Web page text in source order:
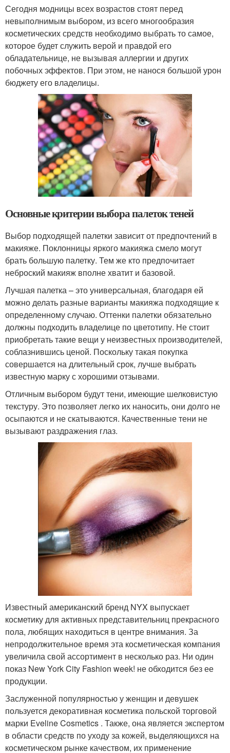
Сегодня модницы всех возрастов стоят перед
невыполнимым выбором, из всего многообразия
косметических средств необходимо выбрать то самое,
которое будет служить верой и правдой его
обладательнице, не вызывая аллергии и других
побочных эффектов. При этом, не нанося большой урон
бюджету его владелицы.
Основные критерии выбора палеток теней
Выбор подходящей палетки зависит от предпочтений в
макияже. Поклонницы яркого макияжа смело могут
брать большую палетку. Тем же кто предпочитает
неброский макияж вполне хватит и базовой.
Лучшая палетка – это универсальная, благодаря ей
можно делать разные варианты макияжа подходящие к
определенному случаю. Оттенки палетки обязательно
должны подходить владелице по цветотипу. Не стоит
приобретать такие вещи у неизвестных производителей,
соблазнившись ценой. Поскольку такая покупка
совершается на длительный срок, лучше выбрать
известную марку с хорошими отзывами.
Отличным выбором будут тени, имеющие шелковистую
текстуру. Это позволяет легко их наносить, они долго не
осыпаются и не скатываются. Качественные тени не
вызывают раздражения глаз.
Известный американский бренд NYX выпускает
косметику для активных представительниц прекрасного
пола, любящих находиться в центре внимания. За
непродолжительное время эта косметическая компания
увеличила свой ассортимент в несколько раз. Ни один
показ New York City Fashion week! не обходится без ее
продукции.
Заслуженной популярностью у женщин и девушек
пользуется декоративная косметика польской торговой
марки Eveline Cosmetics . Также, она является экспертом
в области средств по уходу за кожей, выделяющихся на
косметическом рынке качеством, их применение